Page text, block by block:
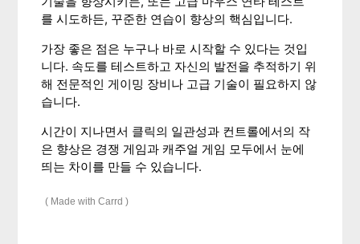
를 시도하든, 꾸준한 연습이 향상의 핵심입니다.
가장 좋은 점은 누구나 바로 시작할 수 있다는 것입
니다. 속도를 테스트하고 자신의 발전을 추적하기 위
해 전문적인 게이밍 장비나 고급 기술이 필요하지 않
습니다.
시간이 지나면서 클릭의 일관성과 컨트롤에서의 작
은 향상은 경쟁 게임과 캐주얼 게임 모두에서 눈에
띄는 차이를 만들 수 있습니다.
Made with Carrd